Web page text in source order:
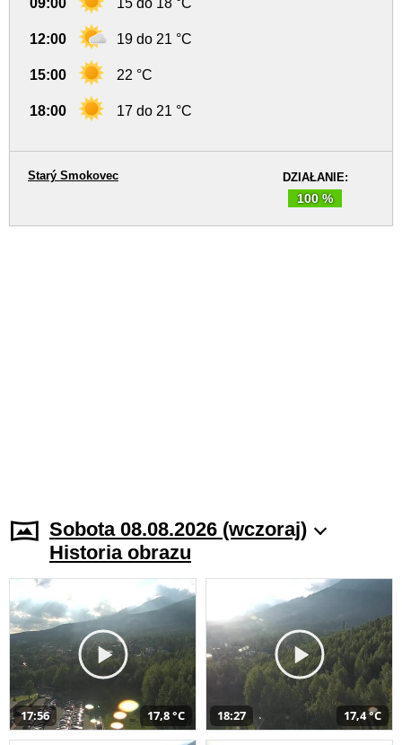
09:00 15 do 18 °C
12:00 19 do 21 °C
15:00 22 °C
18:00 17 do 21 °C
DZIAŁANIE:
100 %
Starý Smokovec
Sobota 08.08.2026 (wczoraj)
Historia obrazu
17:56 17,8 °C 18:27 17,4 °C